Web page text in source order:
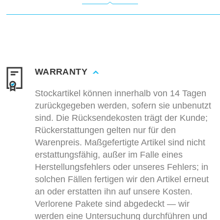
WARRANTY
Stockartikel können innerhalb von 14 Tagen
zurückgegeben werden, sofern sie unbenutzt
sind. Die Rücksendekosten trägt der Kunde;
Rückerstattungen gelten nur für den
Warenpreis. Maßgefertigte Artikel sind nicht
erstattungsfähig, außer im Falle eines
Herstellungsfehlers oder unseres Fehlers; in
solchen Fällen fertigen wir den Artikel erneut
an oder erstatten ihn auf unsere Kosten.
Verlorene Pakete sind abgedeckt — wir
werden eine Untersuchung durchführen und